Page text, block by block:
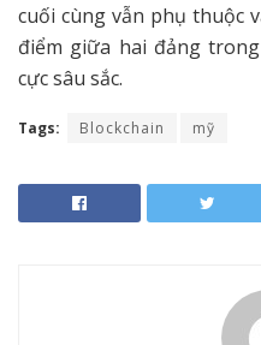
cuối cùng vẫn phụ thuộc
điểm giữa hai đảng
cực sâu sắc.
Tags: Blockchain mỹ